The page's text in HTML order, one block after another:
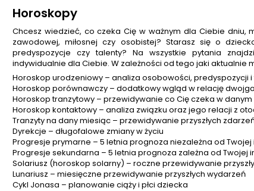
Horoskopy
Chcesz wiedzieć, co czeka Cię w ważnym dla Ciebie dniu,
zawodowej, miłosnej czy osobistej? Starasz się o
predyspozycje czy talenty? Na wszystkie pytania
indywidualnie dla Ciebie. W zależności od tego jaki
Horoskop urodzeniowy – analiza osobowości, predyspozycji
Horoskop porównawczy – dodatkowy wgląd w relację
Horoskop tranzytowy – przewidywanie co Cię czeka w danym
Horoskop kontaktowy – analiza związku oraz jego relacji z
Tranzyty na dany miesiąc – przewidywanie przyszłych
Dyrekcje – długofalowe zmiany w życiu
Progresje prymarne – 5 letnia prognoza niezależna od Twojej
Progresje sekundarna – 5 letnia prognoza zależna od Twojej
Solariusz (horoskop solarny) – roczne przewidywanie
Lunariusz – miesięczne przewidywanie przyszłych wydarzeń
Cykl Jonasa – planowanie ciąży i płci dziecka